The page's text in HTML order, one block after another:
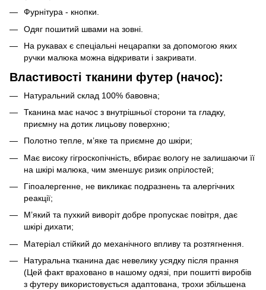
Фурнітура - кнопки.
Одяг пошитий швами на зовні.
На рукавах є спеціальні нецарапки за допомогою яких
ручки малюка можна відкривати і закривати.
Властивості тканини футер (начос):
Натуральний склад 100% бавовна;
Тканина має начос з внутрішньої сторони та гладку,
приємну на дотик лицьову поверхню;
Полотно тепле, м’яке та приємне до шкіри;
Має високу гігроскопічність, вбирає вологу не залишаючи її
на шкірі малюка, чим зменшує ризик опрілостей;
Гіпоалергенне, не викликає подразнень та алергічних
реакції;
М’який та пухкий виворіт добре пропускає повітря, дає
шкірі дихати;
Матеріал стійкий до механічного впливу та розтягнення.
Натуральна тканина дає невелику усядку після прання
(Цей факт враховано в нашому одязі, при пошитті виробів
з футеру використовується адаптована, трохи збільшена